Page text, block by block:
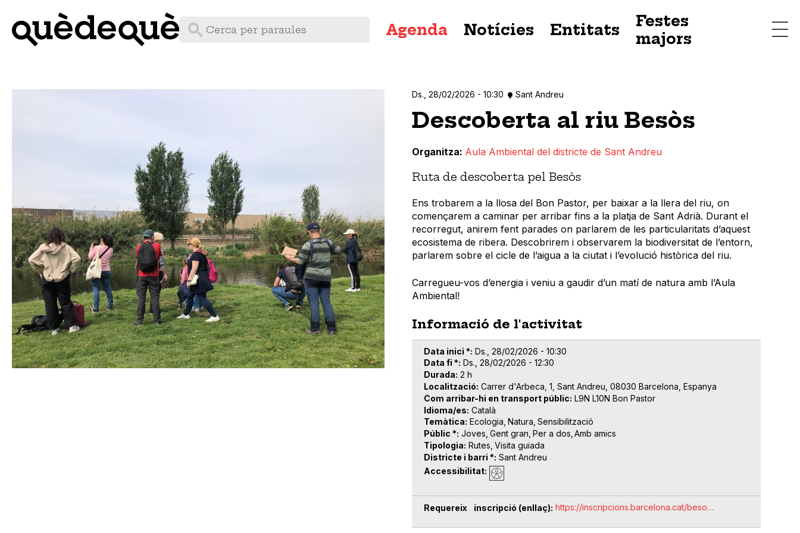
principal
Agenda Notícies Entitats
Festes
majors
Ds., 28/02/2026 - 10:30 Sant Andreu
Descoberta al riu Besòs
Organitza Aula Ambiental del districte de Sant Andreu
Ruta de descoberta pel Besòs
Ens trobarem a la llosa del Bon Pastor, per baixar a la llera del riu, on
començarem a caminar per arribar fins a la platja de Sant Adrià. Durant el
recorregut, anirem fent parades on parlarem de les particularitats d’aquest
ecosistema de ribera. Descobrirem i observarem la biodiversitat de l’entorn,
parlarem sobre el cicle de l’aigua a la ciutat i l’evolució històrica del riu.
Carregueu-vos d’energia i veniu a gaudir d’un matí de natura amb l’Aula
Ambiental!
Informació de l'activitat
Data inici * Ds., 28/02/2026 - 10:30
Data fi * Ds., 28/02/2026 - 12:30
Durada 2 h
Localització Carrer d'Arbeca, 1, Sant Andreu, 08030 Barcelona, Espanya
Com arribar-hi en transport públic L9N L10N Bon Pastor
Idioma/es Català
Temàtica Ecologia Natura Sensibilització
Públic * Joves Gent gran Per a dos Amb amics
Tipologia Rutes Visita guiada
Districte i barri * Sant Andreu
Accessibilitat
Requereix inscripció (enllaç) https://inscripcions.barcelona.cat/beso…